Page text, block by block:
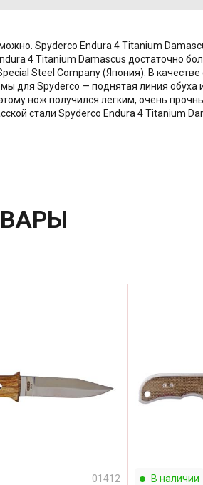
Spyderco Endura 4 Titanium
4 Titanium Damascus достаточно
Steel Company (Япония). В
для Spyderco — поднятая линия обуха
нож получился легким, очень
стали Spyderco Endura 4 Titanium
01412 В наличии